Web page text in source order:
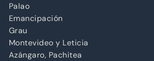
Palao
Emancipación
Grau
Montevideo y Leticia
Azángaro, Pachitea